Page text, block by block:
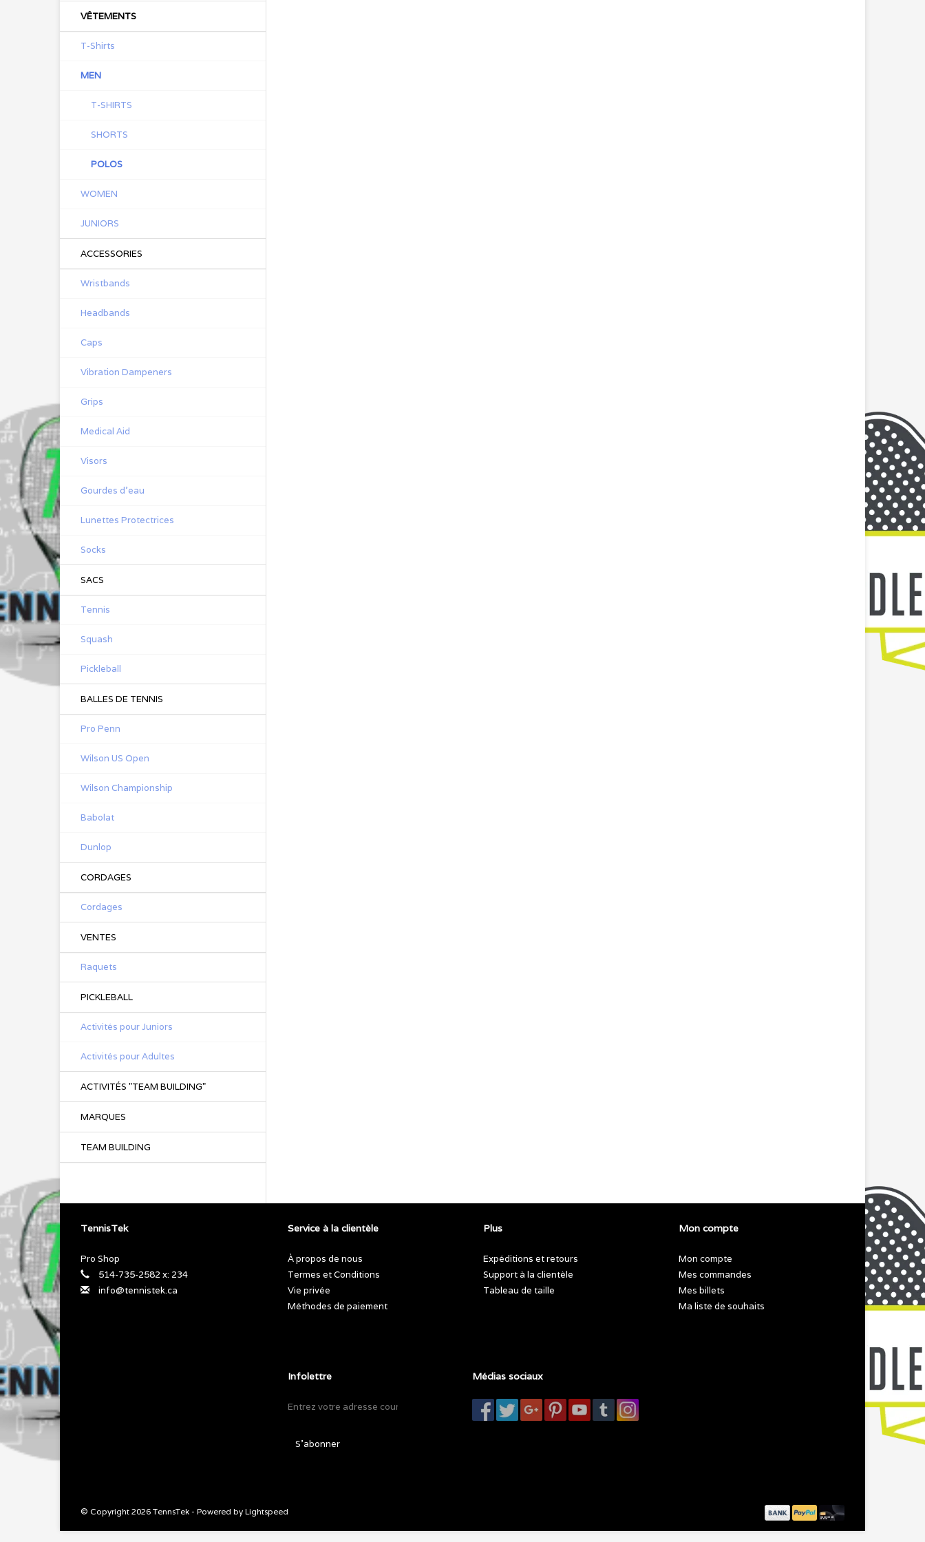
VÊTEMENTS
T-Shirts
MEN
T-SHIRTS
SHORTS
POLOS
WOMEN
JUNIORS
ACCESSORIES
Wristbands
Headbands
Caps
Vibration Dampeners
Grips
Medical Aid
Visors
Gourdes d'eau
Lunettes Protectrices
Socks
SACS
Tennis
Squash
Pickleball
BALLES DE TENNIS
Pro Penn
Wilson US Open
Wilson Championship
Babolat
Dunlop
CORDAGES
Cordages
VENTES
Raquets
PICKLEBALL
Activités pour Juniors
Activités pour Adultes
ACTIVITÉS "TEAM BUILDING"
MARQUES
TEAM BUILDING
TennisTek
Pro Shop
514-735-2582 x: 234
info@tennistek.ca
Service à la clientèle
À propos de nous
Termes et Conditions
Vie privée
Méthodes de paiement
Plus
Expéditions et retours
Support à la clientèle
Tableau de taille
Mon compte
Mon compte
Mes commandes
Mes billets
Ma liste de souhaits
Infolettre
S'abonner
Médias sociaux
© Copyright 2026 TennsTek - Powered by Lightspeed